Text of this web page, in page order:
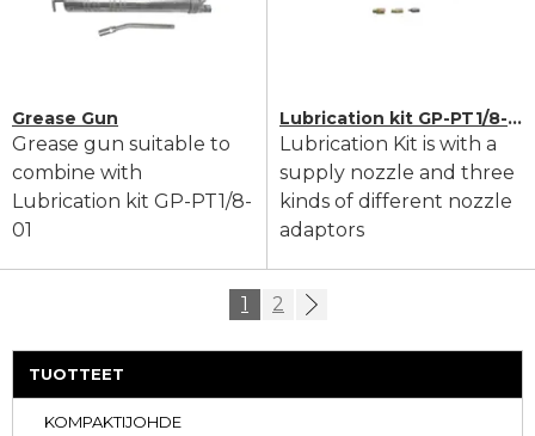
TUOTTEET
KOMPAKTIJOHDE
Grease Gun
Grease gun suitable to
combine with
Lubrication kit GP-PT1/8-
01
Lubrication kit GP-PT1/8-01
Lubrication Kit is with a
supply nozzle and three
kinds of different nozzle
adaptors
1 2